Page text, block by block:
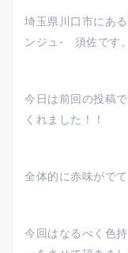
埼玉県川口市にあ
ンジュ- 須佐です。
今日は前回の投稿
くれました！！
全体的に赤味がで
今回はなるべく色